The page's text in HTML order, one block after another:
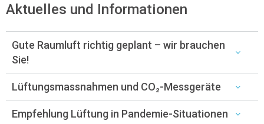
Aktuelles und Informationen
Gute Raumluft richtig geplant – wir brauchen
Sie!
Lüftungsmassnahmen und CO₂-Messgeräte
Empfehlung Lüftung in Pandemie-Situationen